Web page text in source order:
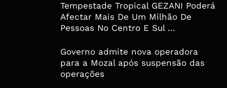
Tempestade Tropical GEZANI Poderá
Afectar Mais De Um Milhão De
Pessoas No Centro E Sul ...
Governo admite nova operadora
para a Mozal após suspensão das
operações